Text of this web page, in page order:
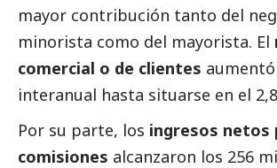
mayor contribución tanto del
minorista como del mayorista. El
comercial o de clientes
interanual hasta situarse en el
Por su parte, los ingresos netos
comisiones alcanzaron los 256